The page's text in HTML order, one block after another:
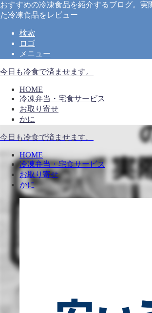
おすすめの冷凍食品を紹介するブログ。実
た冷凍食品をレビュー
検索
ロゴ
メニュー
今日も冷食で済ませます。
HOME
冷凍弁当・宅食サービス
お取り寄せ
かに
今日も冷食で済ませます。
HOME
冷凍弁当・宅食サービス
お取り寄せ
かに